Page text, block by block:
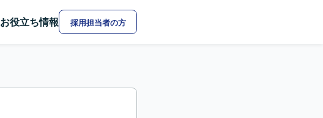
お役立ち情報 採用担当者の方